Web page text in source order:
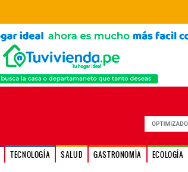
TECNOLOGÍA SALUD GASTRONOMÍA ECOLOGÍA